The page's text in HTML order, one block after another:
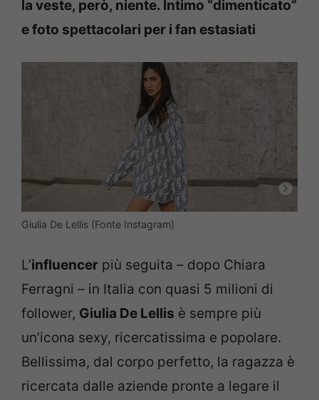
la veste, però, niente. Intimo “dimenticato”
e foto spettacolari per i fan estasiati
Giulia De Lellis (Fonte Instagram)
L’influencer più seguita – dopo Chiara
Ferragni – in Italia con quasi 5 milioni di
follower, Giulia De Lellis è sempre più
un’icona sexy, ricercatissima e popolare.
Bellissima, dal corpo perfetto, la ragazza è
ricercata dalle aziende pronte a legare il